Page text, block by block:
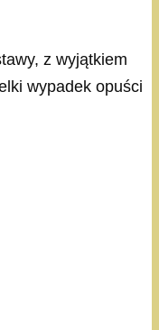
z wyjątkiem
wypadek opuści